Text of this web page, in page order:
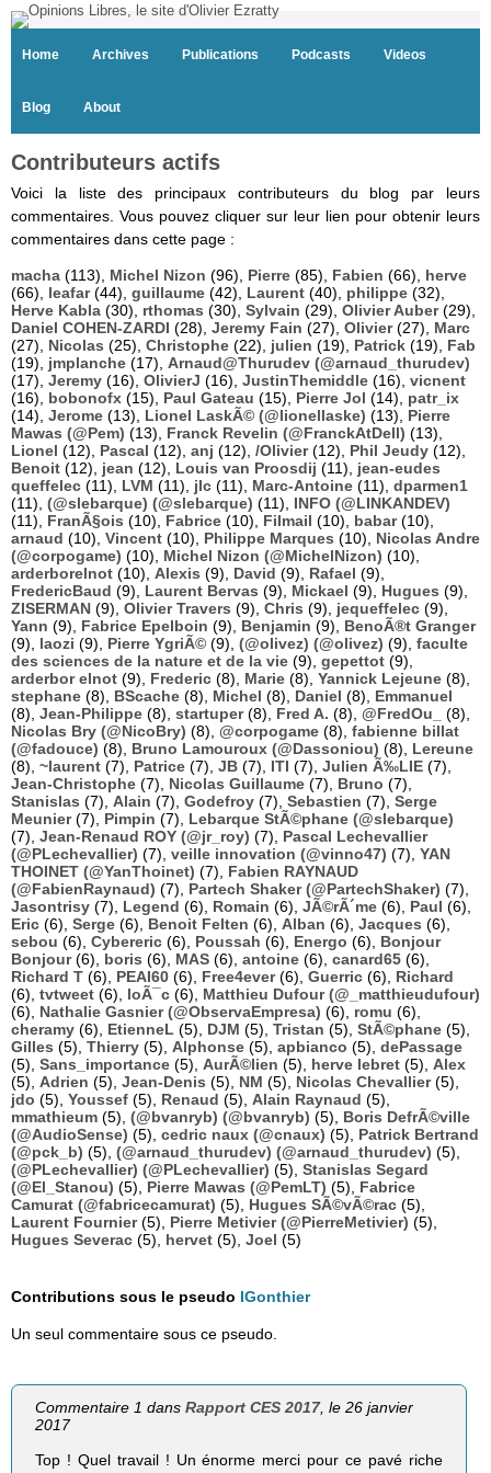
Home Archives Publications Podcasts Videos
Blog About
Contributeurs actifs
Voici la liste des principaux contributeurs du blog par leurs
commentaires. Vous pouvez cliquer sur leur lien pour obtenir leurs
commentaires dans cette page :
macha (113), Michel Nizon (96), Pierre (85), Fabien (66), herve
(66), leafar(44), guillaume (42), Laurent (40), philippe (32),
Herve Kabla (30), rthomas (30), Sylvain (29), Olivier Auber(29),
Daniel COHEN-ZARDI (28), Jeremy Fain (27), Olivier(27), Marc
(27), Nicolas (25), Christophe (22), julien (19), Patrick (19), Fab
(19), jmplanche (17), Arnaud@Thurudev (@arnaud_thurudev)
(17), Jeremy (16), OlivierJ (16), JustinThemiddle (16), vicnent
(16), bobonofx (15), Paul Gateau (15), Pierre Jol (14), patr_ix
(14), Jerome (13), Lionel LaskÃ© (@lionellaske) (13), Pierre
Mawas (@Pem) (13), Franck Revelin (@FranckAtDell) (13),
Lionel (12), Pascal (12), anj (12), /Olivier(12), Phil Jeudy (12),
Benoit (12), jean (12), Louis van Proosdij (11), jean-eudes
queffelec (11), LVM (11), jlc (11), Marc-Antoine (11), dparmen1
(11), (@slebarque) (@slebarque) (11), INFO (@LINKANDEV)
(11), FranÃ§ois (10), Fabrice (10), Filmail (10), babar(10),
arnaud (10), Vincent (10), Philippe Marques (10), Nicolas Andre
(@corpogame) (10), Michel Nizon (@MichelNizon) (10),
arderborelnot (10), Alexis (9), David (9), Rafael (9),
FredericBaud (9), Laurent Bervas (9), Mickael (9), Hugues (9),
ZISERMAN (9), Olivier Travers (9), Chris (9), jequeffelec (9),
Yann (9), Fabrice Epelboin (9), Benjamin (9), BenoÃ®t Granger
(9), laozi (9), Pierre YgriÃ© (9), (@olivez) (@olivez) (9), faculte
des sciences de la nature et de la vie (9), gepettot (9),
arderbor elnot (9), Frederic (8), Marie (8), Yannick Lejeune (8),
stephane (8), BScache (8), Michel (8), Daniel (8), Emmanuel
(8), Jean-Philippe (8), startuper(8), Fred A. (8), @FredOu_
(8),
Nicolas Bry (@NicoBry) (8), @corpogame (8), fabienne billat
(@fadouce) (8), Bruno Lamouroux (@Dassoniou) (8), Lereune
(8), ~laurent (7), Patrice (7), JB (7), ITI (7), Julien Ã‰LIE (7),
Jean-Christophe (7), Nicolas Guillaume (7), Bruno (7),
Stanislas (7), Alain (7), Godefroy (7), Sebastien (7), Serge
Meunier(7), Pimpin (7), Lebarque StÃ©phane (@slebarque)
(7), Jean-Renaud ROY (@jr_roy) (7), Pascal Lechevallier
(@PLechevallier) (7), veille innovation (@vinno47) (7), YAN
THOINET (@YanThoinet) (7), Fabien RAYNAUD
(@FabienRaynaud) (7), Partech Shaker (@PartechShaker) (7),
Jasontrisy (7), Legend (6), Romain (6), JÃ©rÃ´me (6), Paul (6),
Eric (6), Serge (6), Benoit Felten (6), Alban (6), Jacques (6),
sebou (6), Cybereric (6), Poussah (6), Energo (6), Bonjour
Bonjour(6), boris (6), MAS (6), antoine (6), canard65 (6),
Richard T (6), PEAI60 (6), Free4ever(6), Guerric (6), Richard
(6), tvtweet (6), loÃ¯c (6), Matthieu Dufour (@_matthieudufour)
(6), Nathalie Gasnier (@ObservaEmpresa) (6), romu (6),
cheramy (6), EtienneL (5), DJM (5), Tristan (5), StÃ©phane (5),
Gilles (5), Thierry (5), Alphonse (5), apbianco (5), dePassage
(5), Sans_importance (5), AurÃ©lien (5), herve lebret (5), Alex
(5), Adrien (5), Jean-Denis (5), NM (5), Nicolas Chevallier(5),
jdo (5), Youssef (5), Renaud (5), Alain Raynaud (5),
mmathieum (5), (@bvanryb) (@bvanryb) (5), Boris DefrÃ©ville
(@AudioSense) (5), cedric naux (@cnaux) (5), Patrick Bertrand
(@pck_b) (5), (@arnaud_thurudev) (@arnaud_thurudev) (5),
(@PLechevallier) (@PLechevallier) (5), Stanislas Segard
(@El_Stanou) (5), Pierre Mawas (@PemLT) (5), Fabrice
Camurat (@fabricecamurat) (5), Hugues SÃ©vÃ©rac (5),
Laurent Fournier(5), Pierre Metivier (@PierreMetivier) (5),
Hugues Severac (5), hervet (5), Joel (5)
Contributions sous le pseudo IGonthier
Un seul commentaire sous ce pseudo.
Commentaire 1 dansRapport CES 2017, le 26 janvier
2017
Top ! Quel travail ! Un énorme merci pour ce pavé riche